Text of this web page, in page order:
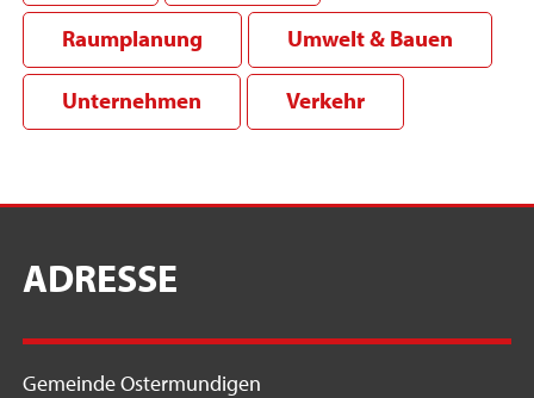
Raumplanung Umwelt & Bauen
Unternehmen Verkehr
ADRESSE
Gemeinde Ostermundigen